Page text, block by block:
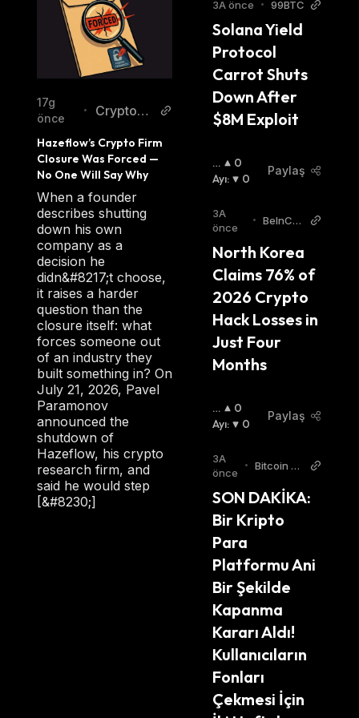
17g
önce
•
Cryptono
Hazeflow’s Crypto Firm
Closure Was Forced —
No One Will Say Why
When a founder
describes shutting
down his own
company as a
decision he
didn&#8217;t choose,
it raises a harder
question than the
closure itself: what
forces someone out
of an industry they
built something in? On
July 21, 2026, Pavel
Paramonov
announced the
shutdown of
Hazeflow, his crypto
research firm, and
said he would step
[&#8230;]
3A önce • 99BTC
Solana Yield
Protocol
Carrot Shuts
Down After
$8M Exploit
B
O
A
:
0
Ayı: 0
Paylaş
3A
önce
•
BeInCry
North Korea
Claims 76% of
2026 Crypto
Hack Losses in
Just Four
Months
B
O
A
:
0
Ayı: 0
Paylaş
3A
önce
• Bitcoin Si
kish
SON DAKİKA:
Bir Kripto
Para
Platformu Ani
Bir Şekilde
Kapanma
Kararı Aldı!
Kullanıcıların
Fonları
Çekmesi İçin